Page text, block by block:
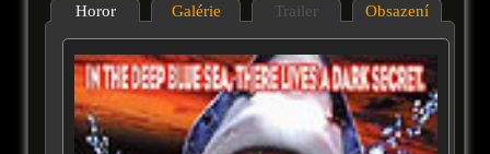
Horor Galérie Trailer Obsazení